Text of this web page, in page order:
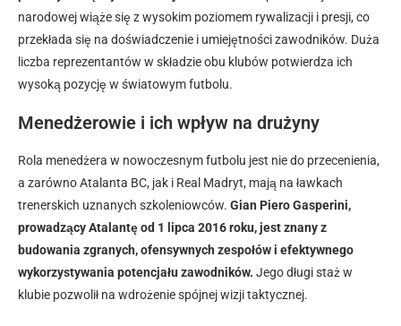
narodowej wiąże się z wysokim poziomem rywalizacji i presji, co
przekłada się na doświadczenie i umiejętności zawodników. Duża
liczba reprezentantów w składzie obu klubów potwierdza ich
wysoką pozycję w światowym futbolu.
Menedżerowie i ich wpływ na drużyny
Rola menedżera w nowoczesnym futbolu jest nie do przecenienia,
a zarówno Atalanta BC, jak i Real Madryt, mają na ławkach
trenerskich uznanych szkoleniowców. Gian Piero Gasperini,
prowadzący Atalantę od 1 lipca 2016 roku, jest znany z
budowania zgranych, ofensywnych zespołów i efektywnego
wykorzystywania potencjału zawodników. Jego długi staż w
klubie pozwolił na wdrożenie spójnej wizji taktycznej.